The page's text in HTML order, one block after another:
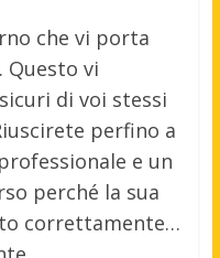
che vi porta
vi
di voi stessi
perfino a
e un
perché la sua
correttamente…